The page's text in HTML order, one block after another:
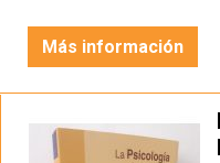
Más información